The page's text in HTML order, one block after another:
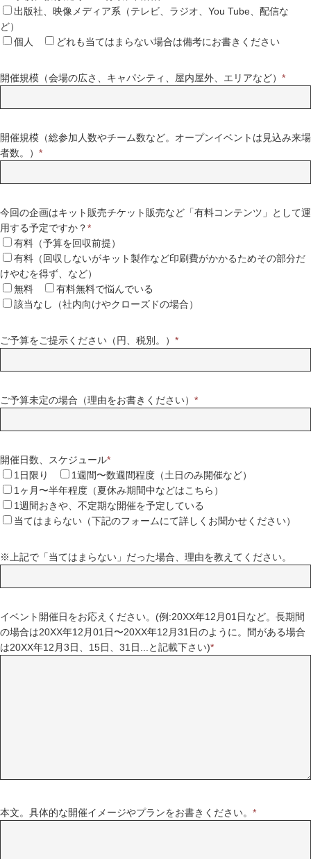
出版社、映像メディア系（テレビ、ラジオ、You Tube、配信な
ど）
個人
どれも当てはまらない場合は備考にお書きください
開催規模（会場の広さ、キャパシティ、屋内屋外、エリアなど） *
開催規模（総参加人数やチーム数など。オープンイベントは見込み来場
者数。） *
今回の企画はキット販売チケット販売など「有料コンテンツ」として運
用する予定ですか？*
有料（予算を回収前提）
有料（回収しないがキット製作など印刷費がかかるためその部分だ
けやむを得ず、など）
無料
有料無料で悩んでいる
該当なし（社内向けやクローズドの場合）
ご予算をご提示ください（円、税別。） *
ご予算未定の場合（理由をお書きください） *
開催日数、スケジュール*
1日限り
1週間〜数週間程度（土日のみ開催など）
1ヶ月〜半年程度（夏休み期間中などはこちら）
1週間おきや、不定期な開催を予定している
当てはまらない（下記のフォームにて詳しくお聞かせください）
※上記で「当てはまらない」だった場合、理由を教えてください。
イベント開催日をお応えください。(例:20XX年12月01日など。長期間
の場合は20XX年12月01日〜20XX年12月31日のように。間がある場合
は20XX年12月3日、15日、31日...と記載下さい)*
本文。具体的な開催イメージやプランをお書きください。 *